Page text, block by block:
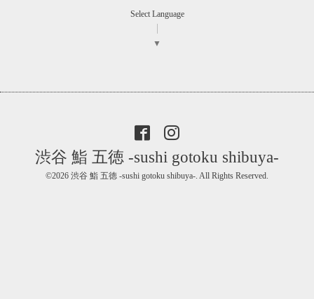
Select Language
▼
渋谷 鮨 五徳 -sushi gotoku shibuya-
©2026 渋谷 鮨 五徳 -sushi gotoku shibuya-. All Rights Reserved.